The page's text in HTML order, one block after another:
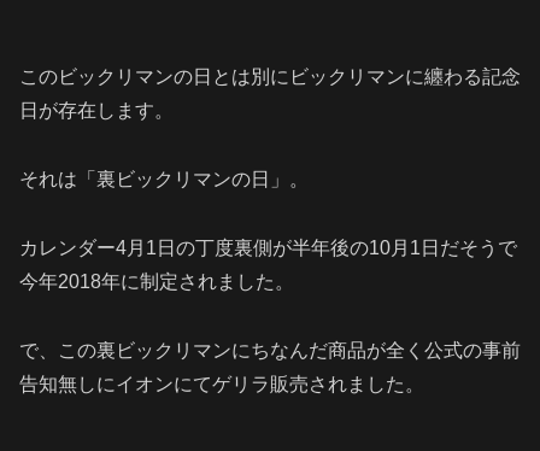
このビックリマンの日とは別にビックリマンに纏わる記念
日が存在します。
それは「裏ビックリマンの日」。
カレンダー4月1日の丁度裏側が半年後の10月1日だそうで
今年2018年に制定されました。
で、この裏ビックリマンにちなんだ商品が全く公式の事前
告知無しにイオンにてゲリラ販売されました。